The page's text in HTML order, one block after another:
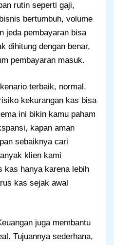
rutin seperti gaji,
bertumbuh, volume
jeda pembayaran bisa
dihitung dengan benar,
pembayaran masuk.
terbaik, normal,
kekurangan kas bisa
ini bikin kamu paham
kapan aman
sebaiknya cari
klien kami
kas hanya karena lebih
kas sejak awal
juga membantu
Tujuannya sederhana,